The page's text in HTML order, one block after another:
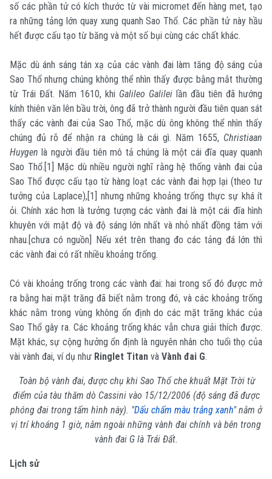
số các phần tử có kích thước từ vài micromet đến hàng met, tạo
ra những tảng lớn quay xung quanh Sao Thổ. Các phần tử này hầu
hết được cấu tạo từ băng và một số bụi cùng các chất khác.
Mặc dù ánh sáng tán xạ của các vành đai làm tăng độ sáng của
Sao Thổ nhưng chúng không thể nhìn thấy được bằng mắt thường
từ Trái Đất. Năm 1610, khi Galileo Galilei lần đầu tiên đã hướng
kính thiên văn lên bầu trời, ông đã trở thành người đầu tiên quan sát
thấy các vành đai của Sao Thổ, mặc dù ông không thể nhìn thấy
chúng đủ rõ để nhận ra chúng là cái gì. Năm 1655, Christiaan
Huygen là người đầu tiên mô tả chúng là một cái đĩa quay quanh
Sao Thổ.[1] Mặc dù nhiều người nghĩ rằng hệ thống vành đai của
Sao Thổ được cấu tạo từ hàng loạt các vành đai hợp lại (theo tư
tưởng của Laplace),[1] nhưng những khoảng trống thực sự khá ít
ỏi. Chính xác hơn là tưởng tượng các vành đai là một cái đĩa hình
khuyên với mật độ và độ sáng lớn nhất và nhỏ nhất đồng tâm với
nhau.[chưa có nguồn] Nếu xét trên thang đo các tảng đá lớn thì
các vành đai có rất nhiều khoảng trống.
Có vài khoảng trống trong các vành đai: hai trong số đó được mở
ra bằng hai mặt trăng đã biết nằm trong đó, và các khoảng trống
khác nằm trong vùng không ổn định do các mặt trăng khác của
Sao Thổ gây ra. Các khoảng trống khác vẫn chưa giải thích được.
Mặt khác, sự cộng hưởng ổn định là nguyên nhân cho tuổi thọ của
vài vành đai, ví dụ như Ringlet Titan và Vành đai G.
Toàn bộ vành đai, được chụ khi Sao Thổ che khuất Mặt Trời từ
điểm của tàu thăm dò Cassini vào 15/12/2006 (độ sáng đã được
phóng đai trong tấm hình này). "Dấu chấm màu trắng xanh" nằm ở
vị trí khoáng 1 giờ, nằm ngoài những vành đai chính và bên trong
vành đai G là Trái Đất.
Lịch sử